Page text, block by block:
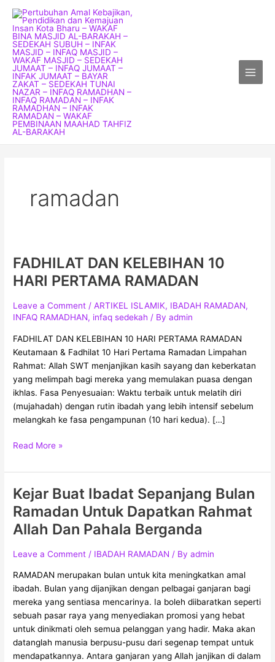
content
ramadan
FADHILAT DAN KELEBIHAN 10
HARI PERTAMA RAMADAN
Leave a Comment /ARTIKEL ISLAMIK, IBADAH RAMADAN,
INFAQ RAMADHAN, infaq sedekah / Byadmin
FADHILAT DAN KELEBIHAN 10 HARI PERTAMA RAMADAN
Keutamaan & Fadhilat 10 Hari Pertama Ramadan Limpahan
Rahmat: Allah SWT menjanjikan kasih sayang dan keberkatan
yang melimpah bagi mereka yang memulakan puasa dengan
ikhlas. Fasa Penyesuaian: Waktu terbaik untuk melatih diri
(mujahadah) dengan rutin ibadah yang lebih intensif sebelum
melangkah ke fasa pengampunan (10 hari kedua). […]
FADHILAT
DAN
KELEBIHAN
10
HARI
RAMADAN
Read More »
Kejar Buat Ibadat Sepanjang Bulan
Ramadan Untuk Dapatkan Rahmat
Allah Dan Pahala Berganda
Leave a Comment / IBADAH RAMADAN / Byadmin
RAMADAN merupakan bulan untuk kita meningkatkan amal
ibadah. Bulan yang dijanjikan dengan pelbagai ganjaran bagi
mereka yang sentiasa mencarinya. Ia boleh diibaratkan seperti
sebuah pasar raya yang menyediakan promosi yang hebat
untuk dinikmati oleh semua pelanggan yang hadir. Maka akan
datanglah manusia berpusu-pusu dari segenap tempat untuk
mendapatkannya. Antara ganjaran yang Allah janjikan di dalam
Kejar
Buat
Ibadat
Sepanjang
Ramadan
Untuk
Dapatkan
Rahmat
Allah
Dan
Pahala
Berganda